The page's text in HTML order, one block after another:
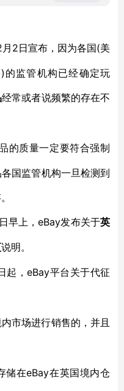
2日宣布，因为各国(美
的监管机构已经确定玩
经常或者说频繁的存在不
的质量一定要符合强制
国监管机构一旦检测到
早上，eBay发布关于英
说明。
起，eBay平台关于代征
市场进行销售的，并且
储在eBay在英国境内仓